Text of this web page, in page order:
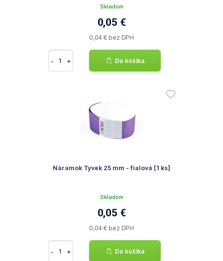
Skladom
0,05 €
0,04 € bez DPH
- + Do košíka
Náramok Tyvek 25 mm - fialová [1 ks]
Skladom
0,05 €
0,04 € bez DPH
- + Do košíka